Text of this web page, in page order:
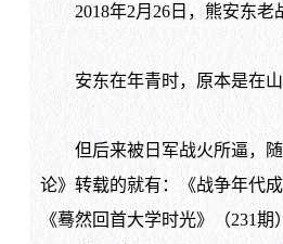
2018年2月26日，熊安东老
安东在年青时，原本是在山
但后来被日军战火所逼，随
论》转载的就有：《战争年代
《蓦然回首大学时光》（231